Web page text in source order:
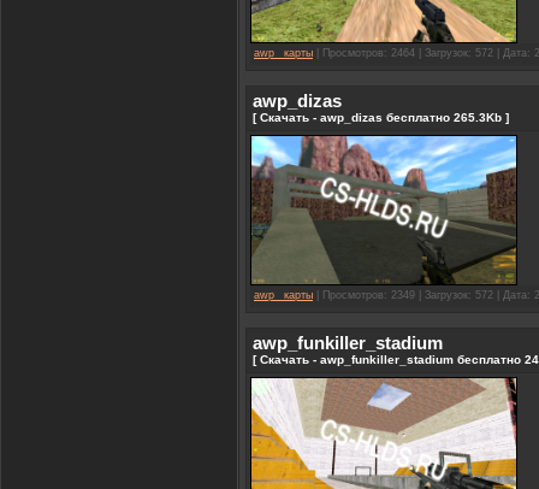
awp_ карты | Просмотров: 2464 | Загрузок: 572 | Дата:
awp_dizas
[ Скачать - awp_dizas бесплатно 265.3Kb ]
awp_ карты | Просмотров: 2349 | Загрузок: 572 | Дата:
awp_funkiller_stadium
[ Скачать - awp_funkiller_stadium бесплатно